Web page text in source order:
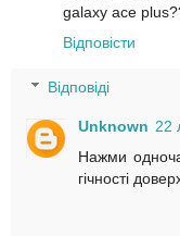
galaxy ace
Відповісти
Відповіді
Unknown 22
Нажми
гічності